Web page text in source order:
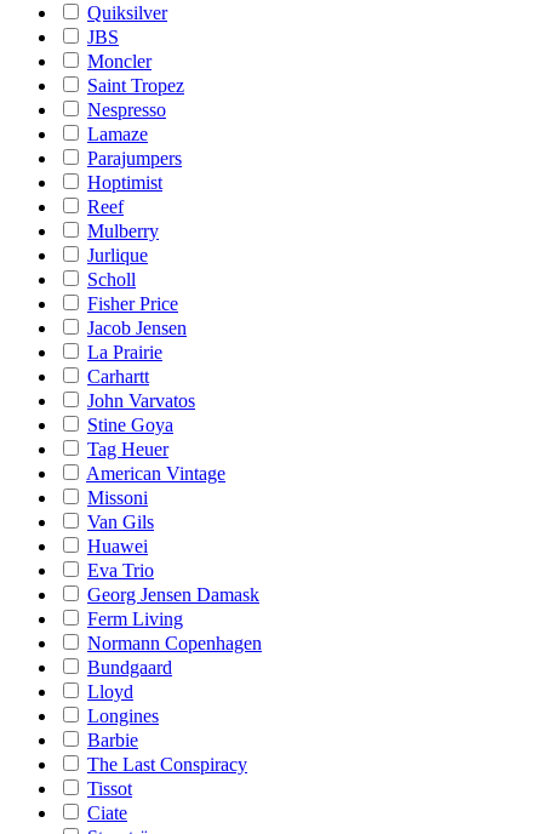
Quiksilver
JBS
Moncler
Saint Tropez
Nespresso
Lamaze
Parajumpers
Hoptimist
Reef
Mulberry
Jurlique
Scholl
Fisher Price
Jacob Jensen
La Prairie
Carhartt
John Varvatos
Stine Goya
Tag Heuer
American Vintage
Missoni
Van Gils
Huawei
Eva Trio
Georg Jensen Damask
Ferm Living
Normann Copenhagen
Bundgaard
Lloyd
Longines
Barbie
The Last Conspiracy
Tissot
Ciate